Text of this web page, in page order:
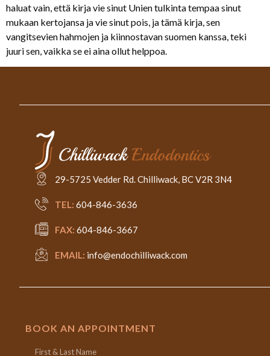
haluat vain, että kirja vie sinut Unien tulkinta tempaa sinut
mukaan kertojansa ja vie sinut pois, ja tämä kirja, sen
vangitsevien hahmojen ja kiinnostavan suomen kanssa, teki
juuri sen, vaikka se ei aina ollut helppoa.
29-5725 Vedder Rd. Chilliwack, BC V2R 3N4
TEL: 604-846-3636
FAX: 604-846-3667
EMAIL: info@endochilliwack.com
BOOK AN APPOINTMENT